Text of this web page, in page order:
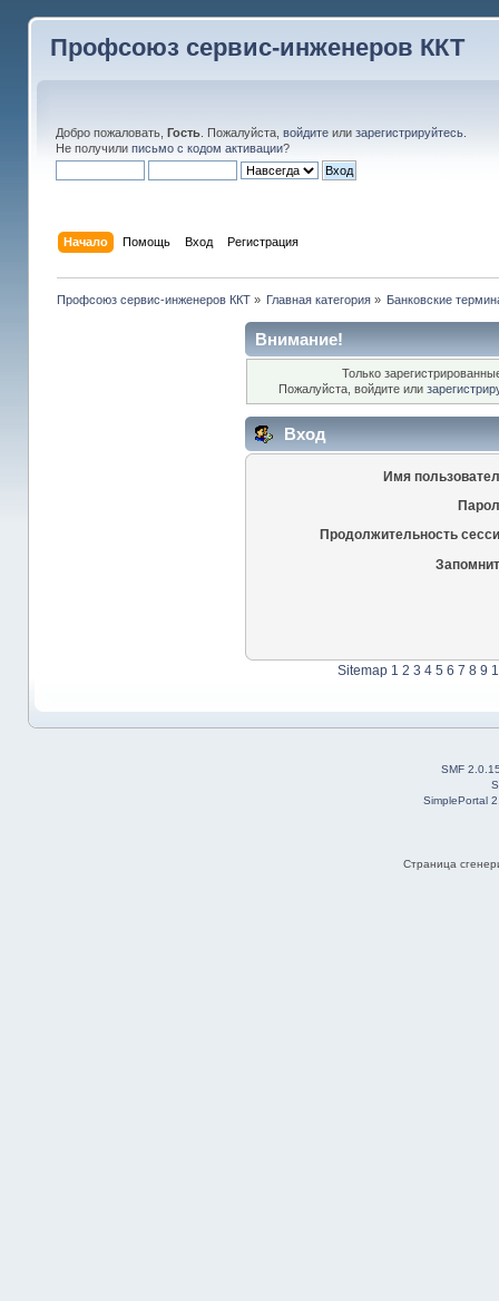
Профсоюз сервис-инженеров ККТ
Добро пожаловать, Гость. Пожалуйста, войдитеили зарегистрируйтесь.
Не получили письмо с кодом активации?
Начало Помощь Вход Регистрация
Профсоюз сервис-инженеров ККТ» Главная категория » Банковские
Внимание!
Только
Пожалуйста, войдите или
Вход
Имя
Продолжительность
Sitemap 1 2 3 4 5 6 7 8 9
SMF
SimplePortal
Страница